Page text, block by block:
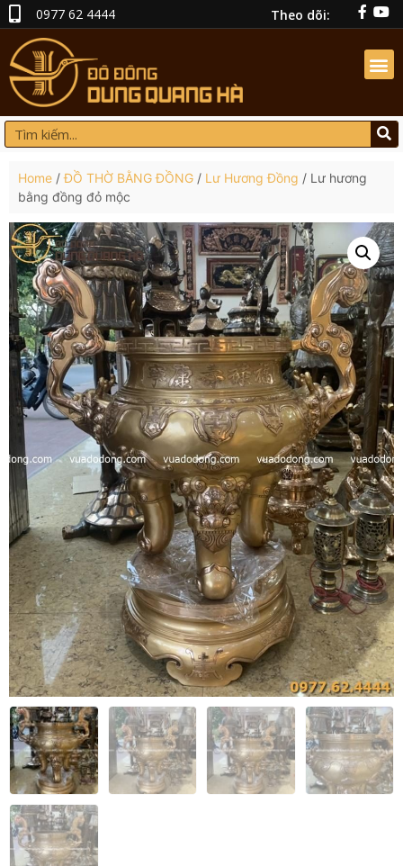
0977 62 4444 Theo dõi:
Home /ĐỒ THỜ BẰNG ĐỒNG / Lư Hương Đồng / Lư hương
bằng đồng đỏ mộc